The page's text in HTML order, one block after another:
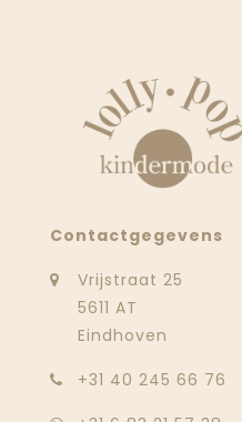
Contactgegevens
Vrijstraat 25
5611 AT
Eindhoven
‭+31 40 245 66 76